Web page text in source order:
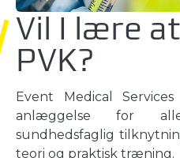
Vil I lære
PVK?
Event Medical
anlæggelse for
sundhedsfaglig
teori og praktisk træning.